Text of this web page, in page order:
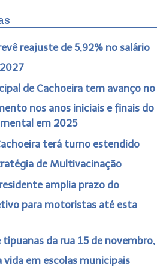
reajuste de 5,92% no salário
de Cachoeira tem avanço no
nos anos iniciais e finais do
em 2025
terá turno estendido
de Multivacinação
amplia prazo do
para motoristas até esta
tipuanas da rua 15 de novembro,
vida em escolas municipais